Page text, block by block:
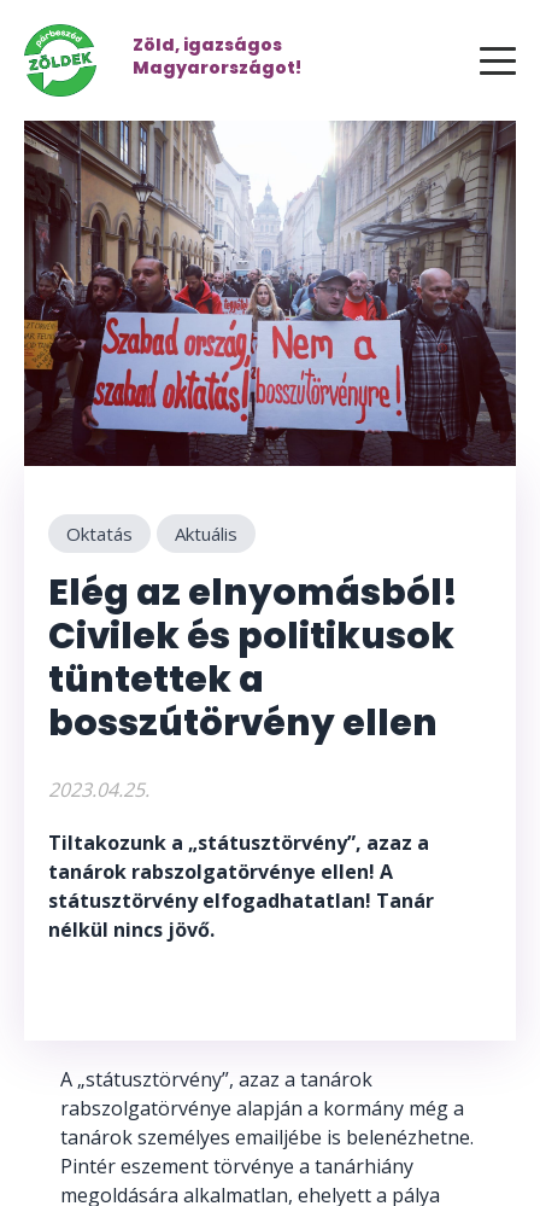
Zöld, igazságos
Magyarországot!
Oktatás Aktuális
Elég az elnyomásból!
Civilek és politikusok
tüntettek a
bosszútörvény ellen
2023.04.25.
Tiltakozunk a „státusztörvény”, azaz a
tanárok rabszolgatörvénye ellen! A
státusztörvény elfogadhatatlan! Tanár
nélkül nincs jövő.
A „státusztörvény”, azaz a tanárok
rabszolgatörvénye alapján a kormány még a
tanárok személyes emailjébe is belenézhetne.
Pintér eszement törvénye a tanárhiány
megoldására alkalmatlan, ehelyett a pálya